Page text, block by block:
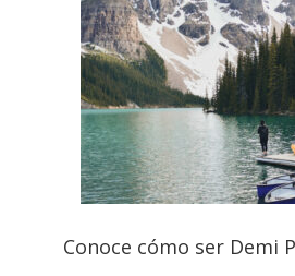
Conoce cómo ser Demi